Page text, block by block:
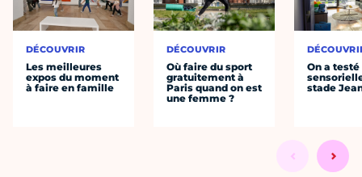
DÉCOUVRIR
Les meilleures
expos du moment
à faire en famille
DÉCOUVRIR
Où faire du sport
gratuitement à
Paris quand on est
une femme ?
On a
stade